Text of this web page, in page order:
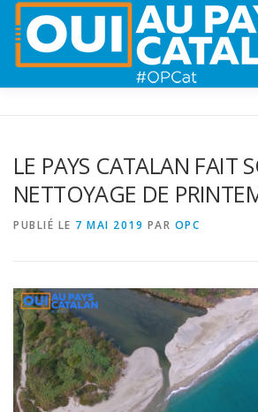
PANNEAUX POUR MA COMMUNE !
LE PAYS CATALAN FAIT
NETTOYAGE DE
PUBLIÉ LE 7 MAI 2019 PAR OPC